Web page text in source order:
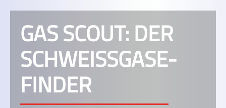
GAS SCOUT: DER
SCHWEISSGASE-
FINDER